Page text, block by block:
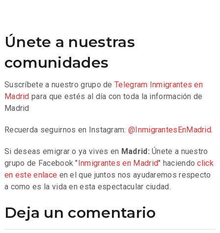
Únete a nuestras
comunidades
Suscríbete a nuestro grupo deTelegram Inmigrantes en
Madrid para que estés al día con toda la información de
Madrid
Recuerda seguirnos en Instagram: @InmigrantesEnMadrid.
Si deseas emigrar o ya vives en Madrid:Únete a nuestro
grupo de Facebook "Inmigrantes en Madrid" haciendoclick
en este enlace en el que juntos nos ayudaremos respecto
a como es la vida en esta espectacular ciudad.
Deja un comentario